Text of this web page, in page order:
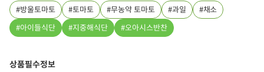
방울토마토 토마토 무농약 토마토 과일
채소
아이들식단
지중해식단 오아시스반찬
상품필수정보